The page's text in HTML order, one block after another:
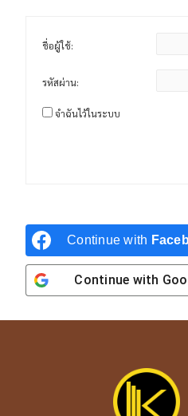
ชื่อผู้ใช้:
รหัสผ่าน:
จำฉันไว้ในระบบ
Continue with
Continue with